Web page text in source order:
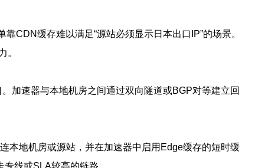
CDN缓存难以满足“源站必须显示日本出口IP”的场景。
。
加速器与本地机房之间通过双向隧道或BGP对等建立回
本地机房或源站，并在加速器中启用Edge缓存的短时缓
线或SLA较高的链路。